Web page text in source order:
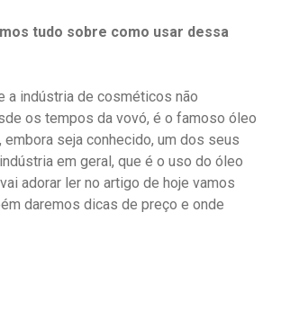
tudo sobre como usar dessa
a indústria de cosméticos não
os tempos da vovó, é o famoso óleo
seja conhecido, um dos seus
em geral, que é o uso do óleo
adorar ler no artigo de hoje vamos
daremos dicas de preço e onde